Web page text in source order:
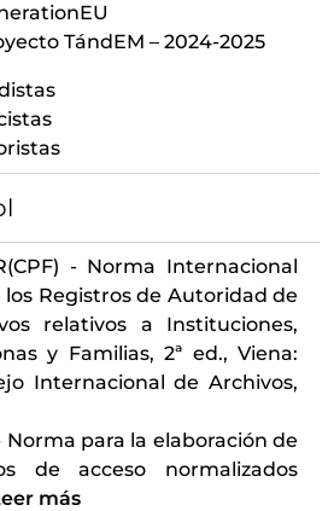
TándEM – 2024-2025
- Norma Internacional
los Registros de Autoridad de
relativos a Instituciones,
y Familias, 2ª ed., Viena:
Internacional de Archivos,
Norma para la elaboración de
de acceso normalizados
más